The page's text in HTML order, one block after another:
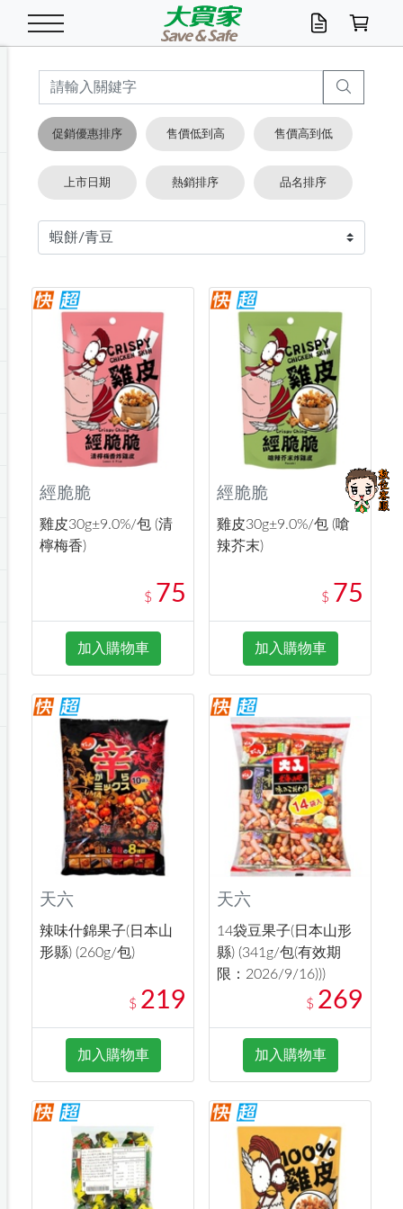
米/五穀/濃湯 米/糙米
五穀/南北貨
湯類/湯塊
油/調味料
食用油
醬油.油膏.蠔油
泡麵 / 麵條
包麵
碗麵/義大利麵
麵條/快煮麵/米粉
魚罐
醬菜/玉米罐
點心罐
休閒零嘴 初一十五拜拜懶
零嘴
堅果/海苔
美味餅乾
餅乾
糕餅/點心
糖果/巧克力
糖果/蜜餞/果凍
巧克力
茶飲料
果汁咖啡
碳酸/礦泉水
機能飲料
箱購飲料
養生保健/常備品 雞精/飲品
機能保健
▶保健品牌推薦
奶粉/穀麥片
奶粉
麥片/玉米片
沖調穀粉/隨手包
特色茶品
綠茶
紅茶
奶茶/花草茶
黑糖桂圓/蜂蜜醋
即溶咖啡
咖啡豆/粉/濾掛
可可/糖/奶精
沐浴乳香皂 沐浴乳
香皂/洗手乳
美髮造型
洗髮/護髮
造型髮品
口腔清潔
牙 刷
牙膏/漱口水
潔顏產品
卸妝/粉刺調理
開架/身體保養
臉部保養
面/眼膜
鍋具/飲水/廚房 鍋具/餐具
保鮮/微波
掃除用具/照明/五金
掃除/清潔用具
洗衣/曬衣用具
電池/延長線
修繕/五金/祭祀
傢飾/收納/衛浴
寢具/家具
收納用品
衛浴/毛巾
寵物食品
寵物清潔/百貨
衛生紙/濕巾 抽取衛生紙/濕巾
廚房紙巾/平版/
箱購免運區
衣物清潔
洗衣精
洗衣粉/皂
漂白水/柔軟精
居家清潔
廚房/餐具清潔
浴廁/水管清潔
居家清潔/除濕芳
衛生棉
成人/嬰兒紙尿褲
箱購免運區
嬰兒尿布
成人紙尿褲
廚房家電 料理鍋具
烤箱/微波/電磁爐
快煮壺/烘碗機
季節家電
除濕/清淨機
風扇/防蚊家電
生活家電
除塵家電
美容家電
電腦周邊
數位週邊
手機/平板周邊
文具/辦公用品 文具用品
辦公文具/收納
玩具/擺設小物
汽機車百貨
機車/腳踏車百貨
汽車百貨
休閒/運動
戶外/休閒用品
健身/按摩/瑜珈
測量/護具/其他
服飾內著
配件
男/女/機能包
冷凍免運 生鮮食品
調理食品
箱購免運
食品免運
清潔用品免運
居家/汽百用品
主題專區
季節活動
店長推薦
這夏不怕熱
促銷優惠排序 售價低到高 售價高到低
上市日期 熱銷排序 品名排序
經脆脆
雞皮30g±9.0%/包 (清
檸梅香)
$ 75
加入購物車
經脆脆
雞皮30g±9.0%/包 (嗆
辣芥末)
$ 75
加入購物車
天六
辣味什錦果子(日本山
形縣) (260g/包)
$ 219
加入購物車
天六
14袋豆果子(日本山形
縣) (341g/包(有效期
限：2026/9/16)))
$ 269
加入購物車